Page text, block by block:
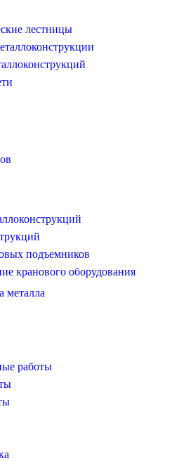
лестницы
подъемников
кранового оборудования
металла
работы